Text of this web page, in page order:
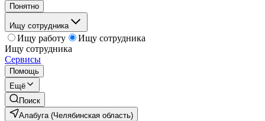
Понятно
Ищу сотрудника
Ищу работу
Ищу сотрудника
Ищу сотрудника
Сервисы
Помощь
Ещё
Поиск
Алабуга (Челябинская область)